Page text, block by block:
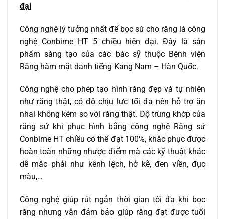
đại
Công nghệ lý tưởng nhất để bọc sứ cho răng là công
nghệ Conbime HT 5 chiều hiện đại. Đây là sản
phẩm sáng tạo của các bác sỹ thuộc Bệnh viện
Răng hàm mặt danh tiếng Kang Nam – Hàn Quốc.
Công nghệ cho phép tạo hình răng đẹp và tự nhiên
như răng thật, có độ chịu lực tối đa nên hỗ trợ ăn
nhai không kém so với răng thật. Độ trùng khớp của
răng sứ khi phục hình bằng công nghệ Răng sứ
Conbime HT chiều có thể đạt 100%, khắc phục được
hoàn toàn những nhược điểm mà các kỹ thuật khác
dễ mắc phải như kênh lệch, hở kẽ, đen viền, đục
màu,…
Công nghệ giúp rút ngắn thời gian tối đa khi bọc
răng nhưng vẫn đảm bảo giúp răng đạt được tuổi